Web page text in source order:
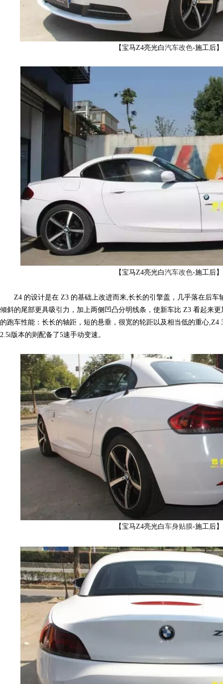
【宝马Z4亮光白汽车改色-施工后】
【宝马Z4亮光白汽车改色-施工后】
Z4 的设计是在 Z3 的基础上改进而来,长长的引擎盖，几乎落在后车
倾斜的尾部更具吸引力，加上两侧凹凸分明线条，使新车比 Z3 看起来
的跑车性能：长长的轴距，短的悬垂，很宽的轮距以及相当低的重心,Z4
2.5i版本的则配备了5速手动变速。
【宝马Z4亮光白车身贴膜-施工后】